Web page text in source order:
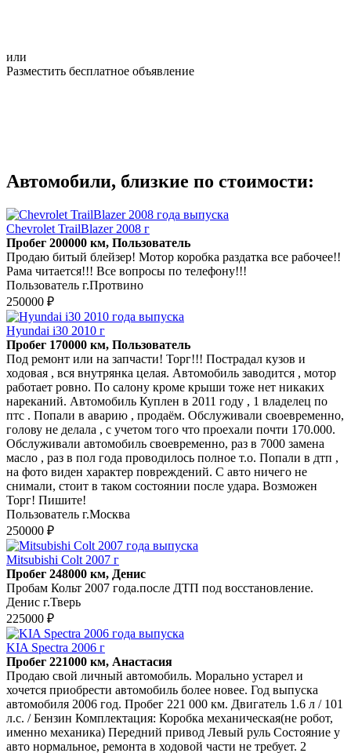
или
Разместить бесплатное объявление
Автомобили, близкие по стоимости:
Chevrolet TrailBlazer 2008 г
Пробег 200000 км, Пользователь
Продаю битый блейзер! Мотор коробка раздатка все рабочее!!
Рама читается!!! Все вопросы по телефону!!!
Пользователь г.Протвино
250000 ₽
Hyundai i30 2010 г
Пробег 170000 км, Пользователь
Под ремонт или на запчасти! Торг!!! Пострадал кузов и
ходовая , вся внутрянка целая. Автомобиль заводится , мотор
работает ровно. По салону кроме крыши тоже нет никаких
нареканий. Автомобиль Куплен в 2011 году , 1 владелец по
птс . Попали в аварию , продаём. Обслуживали своевременно,
голову не делала , с учетом того что проехали почти 170.000.
Обслуживали автомобиль своевременно, раз в 7000 замена
масло , раз в пол года проводилось полное т.о. Попали в дтп ,
на фото виден характер повреждений. С авто ничего не
снимали, стоит в таком состоянии после удара. Возможен
Торг! Пишите!
Пользователь г.Москва
250000 ₽
Mitsubishi Colt 2007 г
Пробег 248000 км, Денис
Пробам Кольт 2007 года.после ДТП под восстановление.
Денис г.Тверь
225000 ₽
KIA Spectra 2006 г
Пробег 221000 км, Анастасия
Продаю свой личный автомобиль. Морально устарел и
хочется приобрести автомобиль более новее. Год выпуска
автомобиля 2006 год. Пробег 221 000 км. Двигатель 1.6 л / 101
л.с. / Бензин Комплектация: Коробка механическая(не робот,
именно механика) Передний привод Левый руль Состояние у
авто нормальное, ремонта в ходовой части не требует. 2